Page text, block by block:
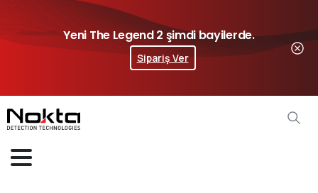
Yeni The Legend 2 şimdi bayilerde.
Sipariş Ver